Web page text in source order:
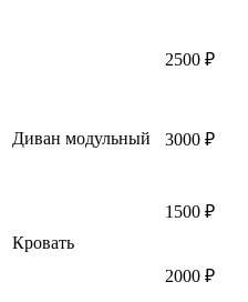
2500 ₽
Диван модульный 3000 ₽
Кровать
1500 ₽
2000 ₽